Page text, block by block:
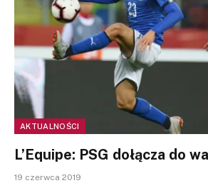
AKTUALNOŚCI
L’Equipe: PSG dołącza do
19 czerwca 2019